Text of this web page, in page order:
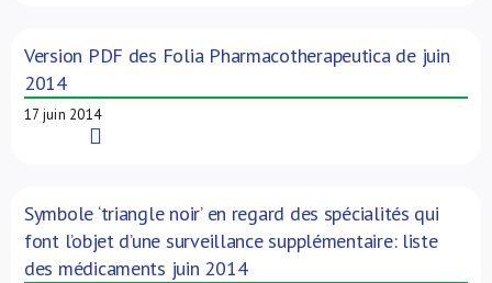
Version PDF des Folia Pharmacotherapeutica de juin
2014
17 juin 2014
Symbole ‘triangle noir’ en regard des spécialités qui
font l’objet d’une surveillance supplémentaire: liste
des médicaments juin 2014